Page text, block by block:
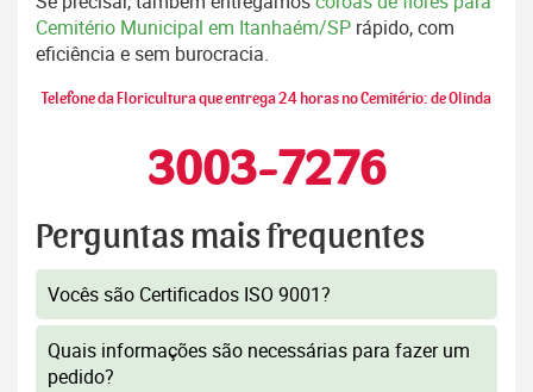
Cemitério Municipal em Itanhaém/SP rápido, com
eficiência e sem burocracia.
Telefone da Floricultura que entrega 24 horas no Cemitério: de Olinda
3003-7276
Perguntas mais frequentes
Vocês são Certificados ISO 9001?
Quais informações são necessárias para fazer um
pedido?